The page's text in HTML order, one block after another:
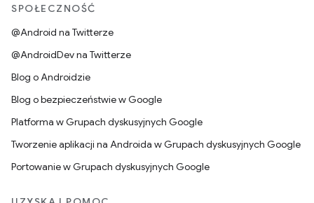
SPOŁECZNOŚĆ
@Android na Twitterze
@AndroidDev na Twitterze
Blog o Androidzie
Blog o bezpieczeństwie w Google
Platforma w Grupach dyskusyjnych Google
Tworzenie aplikacji na Androida w Grupach dyskusyjnych Google
Portowanie w Grupach dyskusyjnych Google